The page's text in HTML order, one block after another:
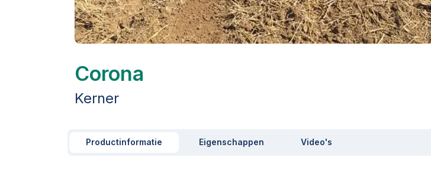
Corona
Kerner
Productinformatie Eigenschappen Video's